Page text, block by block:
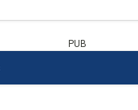
PUB